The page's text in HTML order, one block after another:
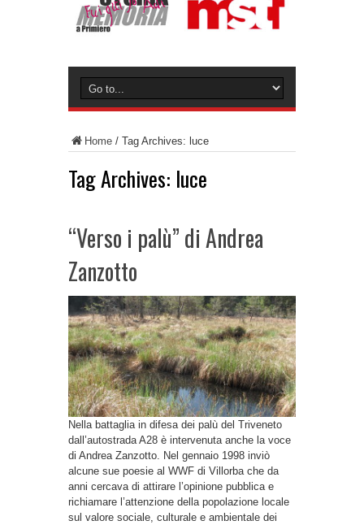
Home / Tag Archives: luce
Tag Archives: luce
“Verso i palù” di Andrea
Zanzotto
Nella battaglia in difesa dei palù del Triveneto
dall’autostrada A28 è intervenuta anche la voce
di Andrea Zanzotto. Nel gennaio 1998 inviò
alcune sue poesie al WWF di Villorba che da
anni cercava di attirare l’opinione pubblica e
richiamare l’attenzione della popolazione locale
sul valore sociale, culturale e ambientale dei